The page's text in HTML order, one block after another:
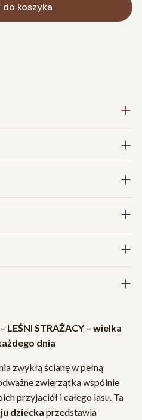
do koszyka
STRAŻACY – wielka
dnia
zwykłą ścianę w pełną
zwierzątka wspólnie
przyjaciół i całego lasu. Ta
dziecka przedstawia